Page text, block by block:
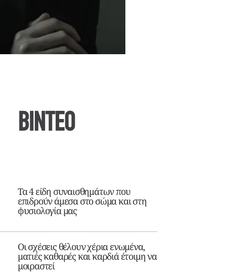
ΒΙΝΤΕΟ
Τα 4 είδη συναισθημάτων που
επιδρούν άμεσα στο σώμα και στη
φυσιολογία μας
Οι σχέσεις θέλουν χέρια ενωμένα,
ματιές καθαρές και καρδιά έτοιμη να
μοιραστεί